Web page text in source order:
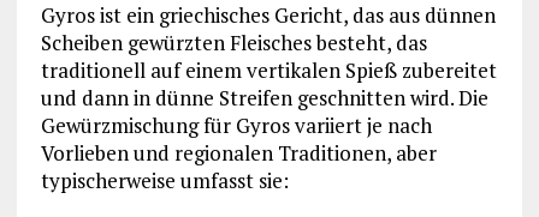
Gyros ist ein griechisches Gericht, das aus dünnen
Scheiben gewürzten Fleisches besteht, das
traditionell auf einem vertikalen Spieß zubereitet
und dann in dünne Streifen geschnitten wird. Die
Gewürzmischung für Gyros variiert je nach
Vorlieben und regionalen Traditionen, aber
typischerweise umfasst sie: